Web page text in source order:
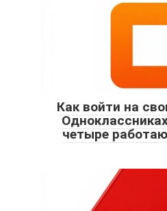
Как войти на
четыре